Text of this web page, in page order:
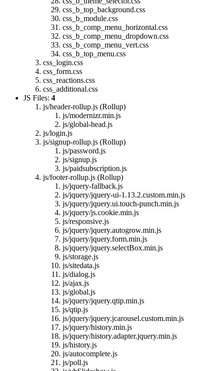
css_b_top_background.css
css_b_module.css
css_b_comp_menu_horizontal.css
css_b_comp_menu_dropdown.css
css_b_comp_menu_vert.css
css_b_top_menu.css
css_login.css
css_form.css
css_reactions.css
css_additional.css
JS Files: 4
js/header-rollup.js (Rollup)
js/modernizr.min.js
js/global-head.js
js/login.js
js/signup-rollup.js (Rollup)
js/password.js
js/signup.js
js/paidsubscription.js
js/footer-rollup.js (Rollup)
js/jquery-fallback.js
js/jquery/jquery-ui-1.13.2.custom.min.js
js/jquery/jquery.ui.touch-punch.min.js
js/jquery/js.cookie.min.js
js/responsive.js
js/jquery/jquery.autogrow.min.js
js/jquery/jquery.form.min.js
js/jquery/jquery.selectBox.min.js
js/storage.js
js/sitedata.js
js/dialog.js
js/ajax.js
js/global.js
js/jquery/jquery.qtip.min.js
js/qtip.js
js/jquery/jquery.jcarousel.custom.min.js
js/jquery/history.min.js
js/jquery/history.adapter.jquery.min.js
js/history.js
js/autocomplete.js
js/poll.js